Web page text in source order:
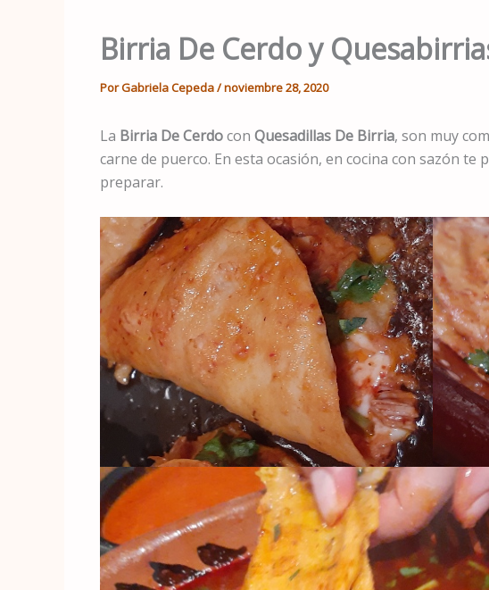
Birria De Cerdo y
PorGabriela Cepeda/noviembre 28, 2020
La Birria De Cerdocon Quesadillas De Birria, son muy
carne de puerco. En esta ocasión, en cocina con sazón te
preparar.